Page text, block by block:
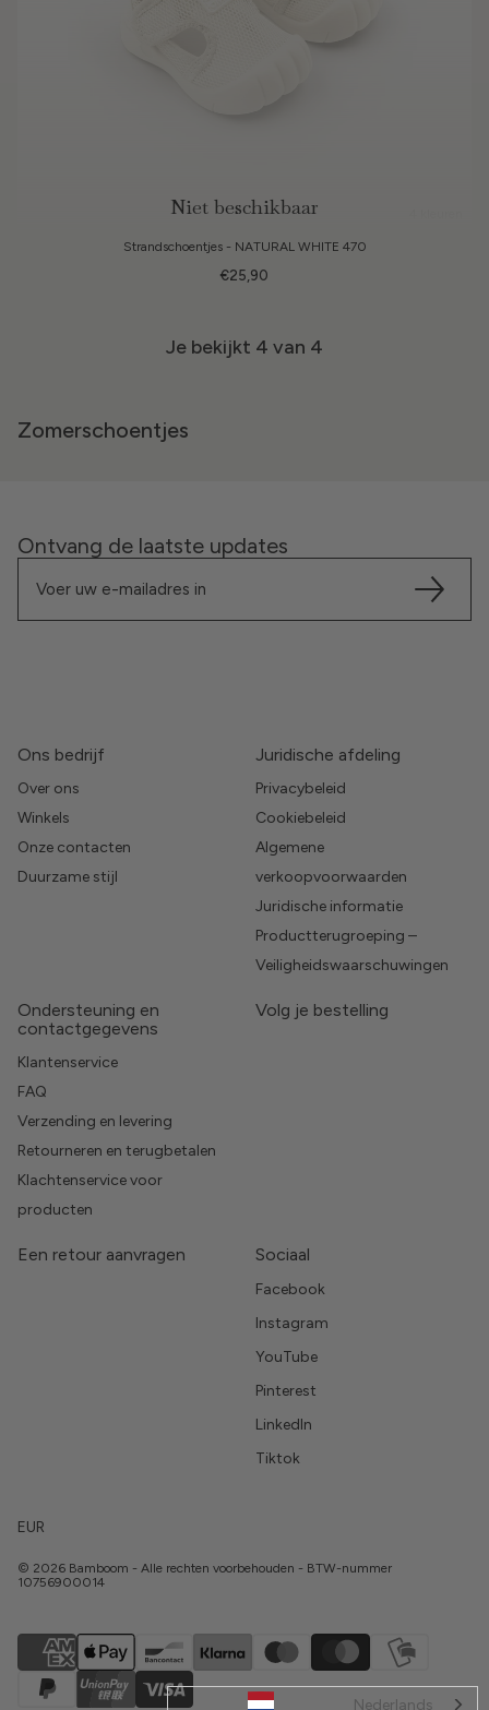
Niet beschikbaar
Strandschoentjes - NATURAL WHITE 470
€25,90
Je bekijkt 4 van 4
Zomerschoentjes
Ontvang de laatste updates
Ons bedrijf
Over ons
Winkels
Onze contacten
Duurzame stijl
Juridische afdeling
Privacybeleid
Cookiebeleid
Algemene
verkoopvoorwaarden
Juridische informatie
Productterugroeping –
Veiligheidswaarschuwingen
Ondersteuning en
contactgegevens
Klantenservice
FAQ
Verzending en levering
Retourneren en terugbetalen
Klachtenservice voor
producten
Volg je bestelling
Een retour aanvragen Sociaal
Facebook
Instagram
YouTube
Pinterest
LinkedIn
Tiktok
Nederlands
EUR
© 2026 Bamboom - Alle rechten voorbehouden - BTW-nummer
10756900014